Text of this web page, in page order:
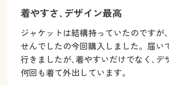
着やすさ､デザイン最高
ジャケットは結構持っていたのですが
せんでしたの今回購入しました。届い
行きましたが､着やすいだけでなく､デ
何回も着て外出しています。